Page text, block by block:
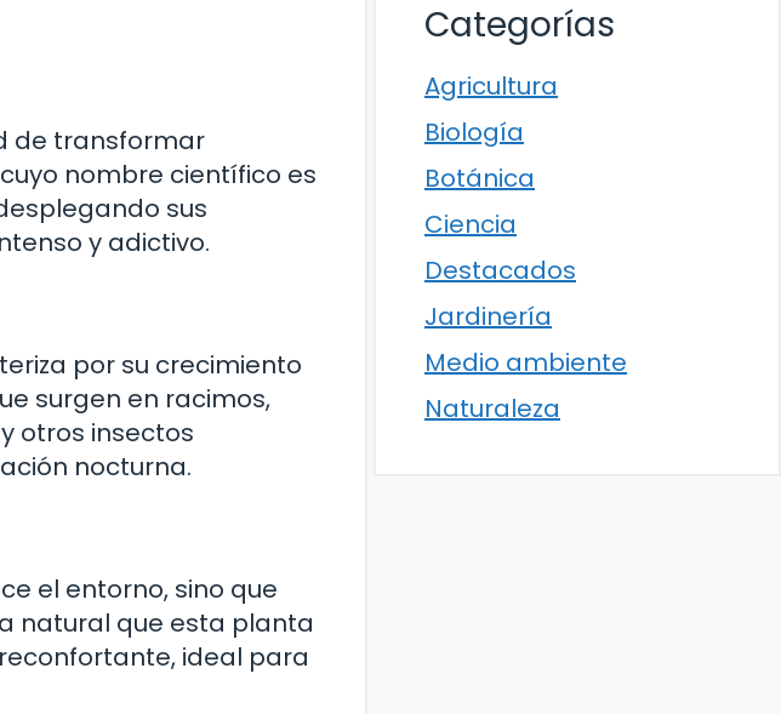
de transformar
nombre científico es
sus
y adictivo.
por su crecimiento
surgen en racimos,
otros insectos
nocturna.
el entorno, sino que
natural que esta planta
ideal para
Categorías
Agricultura
Biología
Botánica
Ciencia
Destacados
Jardinería
Medio ambiente
Naturaleza